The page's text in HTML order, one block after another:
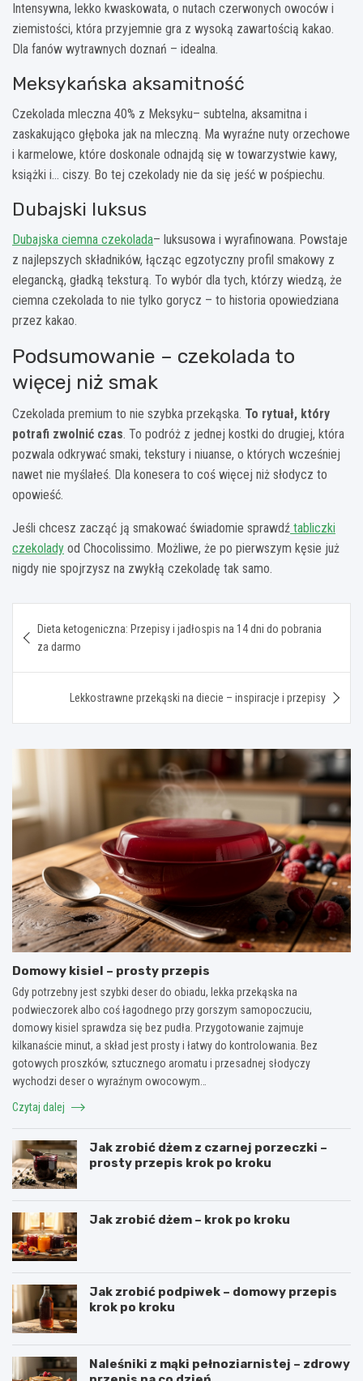
Intensywna, lekko kwaskowata, o nutach czerwonych owoców i
ziemistości, która przyjemnie gra z wysoką zawartością kakao.
Dla fanów wytrawnych doznań – idealna.
Meksykańska aksamitność
Czekolada mleczna 40% z Meksyku– subtelna, aksamitna i
zaskakująco głęboka jak na mleczną. Ma wyraźne nuty orzechowe
i karmelowe, które doskonale odnajdą się w towarzystwie kawy,
książki i… ciszy. Bo tej czekolady nie da się jeść w pośpiechu.
Dubajski luksus
Dubajska ciemna czekolada– luksusowa i wyrafinowana. Powstaje
z najlepszych składników, łącząc egzotyczny profil smakowy z
elegancką, gładką teksturą. To wybór dla tych, którzy wiedzą, że
ciemna czekolada to nie tylko gorycz – to historia opowiedziana
przez kakao.
Podsumowanie – czekolada to
więcej niż smak
Czekolada premium to nie szybka przekąska. To rytuał, który
potrafi zwolnić czas. To podróż z jednej kostki do drugiej, która
pozwala odkrywać smaki, tekstury i niuanse, o których wcześniej
nawet nie myślałeś. Dla konesera to coś więcej niż słodycz to
opowieść.
Jeśli chcesz zacząć ją smakować świadomie sprawdź tabliczki
czekolady od Chocolissimo. Możliwe, że po pierwszym kęsie już
nigdy nie spojrzysz na zwykłą czekoladę tak samo.
wpisu
Dieta ketogeniczna: Przepisy i jadłospis na 14 dni do pobrania
za darmo
Lekkostrawne przekąski na diecie – inspiracje i przepisy
Domowy kisiel – prosty przepis
Gdy potrzebny jest szybki deser do obiadu, lekka przekąska na
podwieczorek albo coś łagodnego przy gorszym samopoczuciu,
domowy kisiel sprawdza się bez pudła. Przygotowanie zajmuje
kilkanaście minut, a skład jest prosty i łatwy do kontrolowania. Bez
gotowych proszków, sztucznego aromatu i przesadnej słodyczy
wychodzi deser o wyraźnym owocowym…
Czytaj dalej
Jak zrobić dżem z czarnej porzeczki –
prosty przepis krok po kroku
Jak zrobić dżem – krok po kroku
Jak zrobić podpiwek – domowy przepis
krok po kroku
Naleśniki z mąki pełnoziarnistej – zdrowy